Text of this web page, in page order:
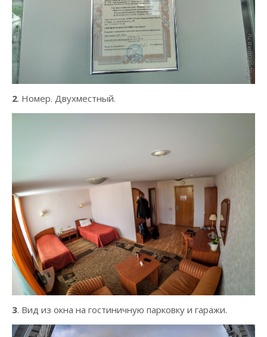
2. Номер. Двухместный.
3. Вид из окна на гостиничную парковку и гаражи.